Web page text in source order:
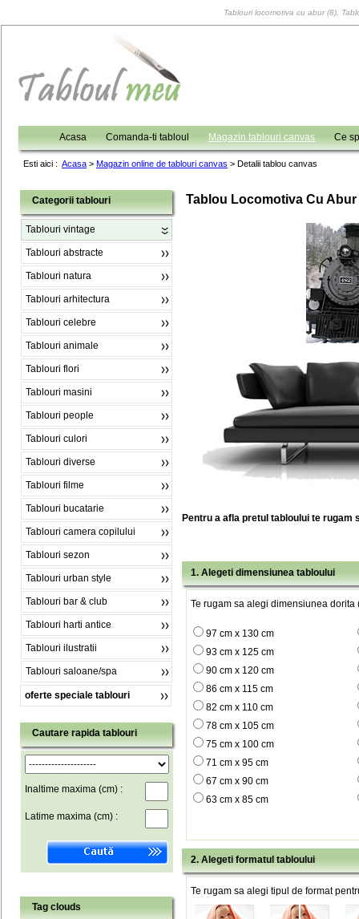
Tablouri locomotiva cu abur (8),
Acasa Comanda-ti tabloul Magazin tablouri canvas Ce
Esti aici : Acasa > Magazin online de tablouri canvas > Detalii tablou canvas
Categorii tablouri
Tablouri vintage
Tablouri abstracte
Tablouri natura
Tablouri arhitectura
Tablouri celebre
Tablouri animale
Tablouri flori
Tablouri masini
Tablouri people
Tablouri culori
Tablouri diverse
Tablouri filme
Tablouri bucatarie
Tablouri camera copilului
Tablouri sezon
Tablouri urban style
Tablouri bar & club
Tablouri harti antice
Tablouri ilustratii
Tablouri saloane/spa
oferte speciale tablouri
Cautare rapida tablouri
Inaltime maxima (cm) :
Latime maxima (cm) :
Tag clouds
Tablou Locomotiva Cu Abur
Pentru a afla pretul tabloului te rugam
1. Alegeti dimensiunea tabloului
Te rugam sa alegi dimensiunea dorita
97 cm x 130 cm
93 cm x 125 cm
90 cm x 120 cm
86 cm x 115 cm
82 cm x 110 cm
78 cm x 105 cm
75 cm x 100 cm
71 cm x 95 cm
67 cm x 90 cm
63 cm x 85 cm
2. Alegeti formatul tabloului
Te rugam sa alegi tipul de format